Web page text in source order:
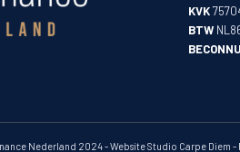
KVK
BTW
Nederland 2024 - Website Studio Carpe Diem -